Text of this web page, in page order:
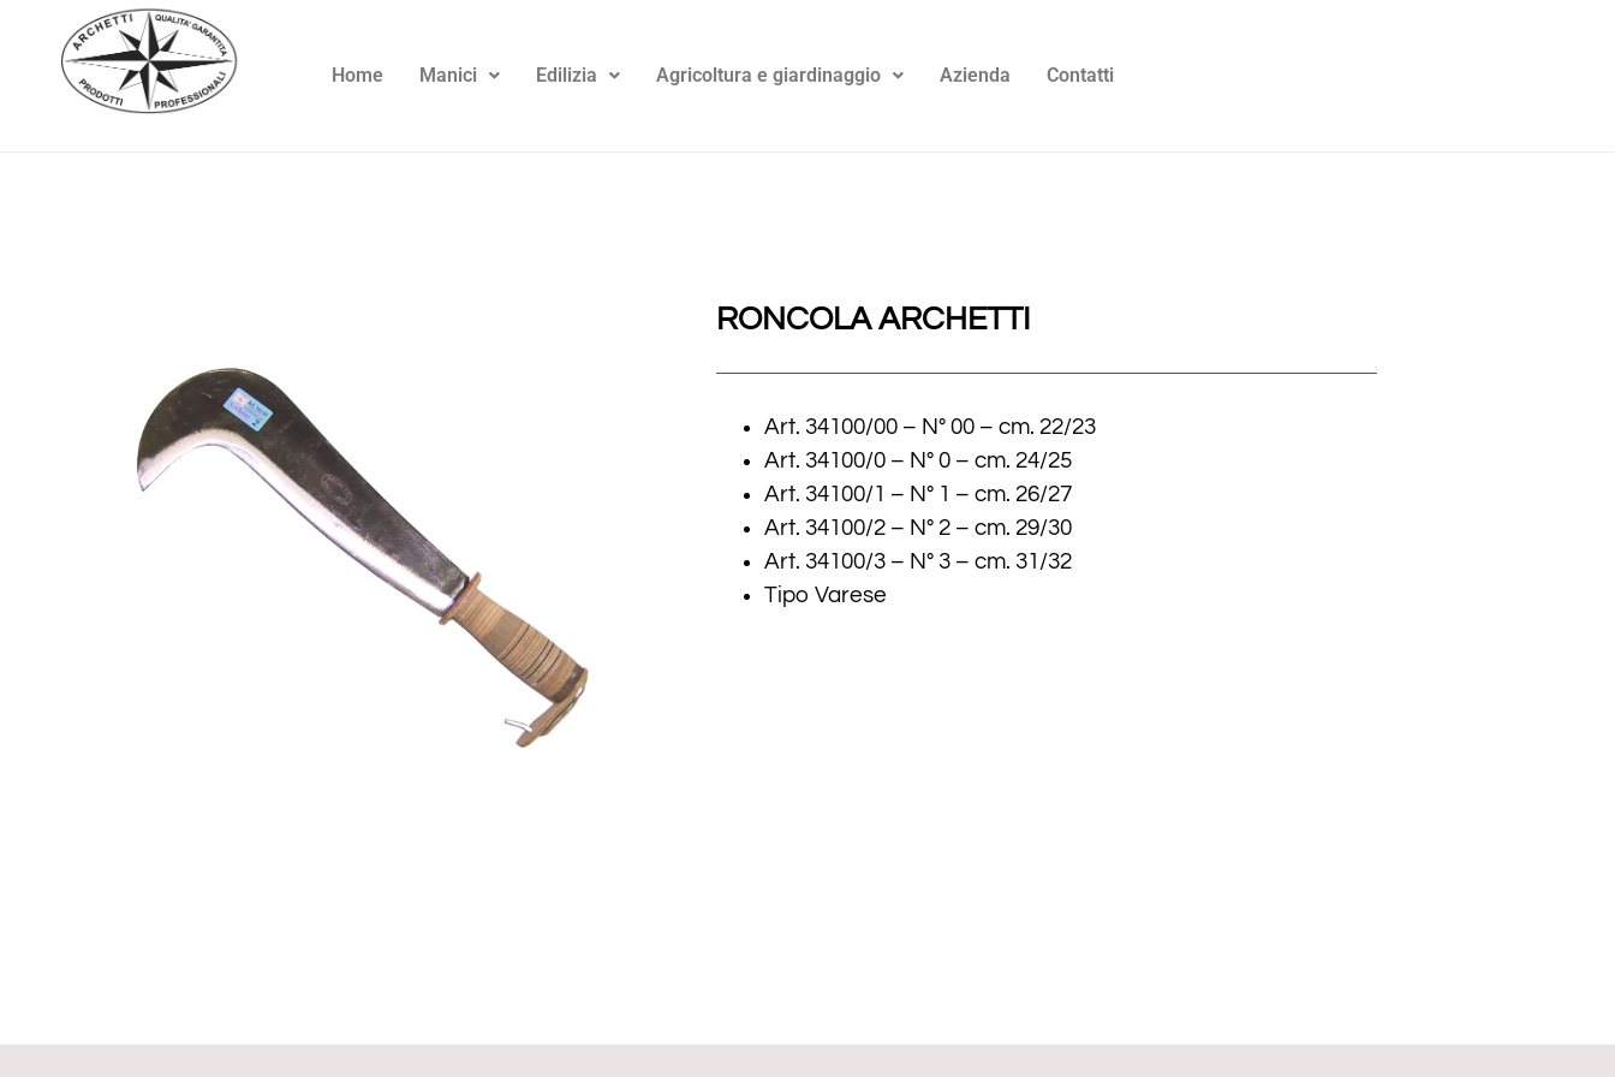
Home Manici Edilizia Agricoltura e giardinaggio Azienda Contatti
RONCOLA ARCHETTI
Art. 34100/00 – N° 00 – cm. 22/23
Art. 34100/0 – N° 0 – cm. 24/25
Art. 34100/1 – N° 1 – cm. 26/27
Art. 34100/2 – N° 2 – cm. 29/30
Art. 34100/3 – N° 3 – cm. 31/32
Tipo Varese